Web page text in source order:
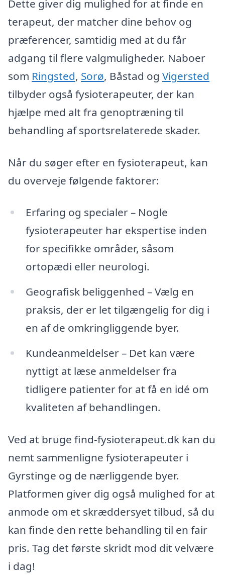
Dette giver dig mulighed for at finde en
terapeut, der matcher dine behov og
præferencer, samtidig med at du får
adgang til flere valgmuligheder. Naboer
som Ringsted, Sorø, Båstad og Vigersted
tilbyder også fysioterapeuter, der kan
hjælpe med alt fra genoptræning til
behandling af sportsrelaterede skader.
Når du søger efter en fysioterapeut, kan
du overveje følgende faktorer:
Erfaring og specialer – Nogle
fysioterapeuter har ekspertise inden
for specifikke områder, såsom
ortopædi eller neurologi.
Geografisk beliggenhed – Vælg en
praksis, der er let tilgængelig for dig i
en af de omkringliggende byer.
Kundeanmeldelser – Det kan være
nyttigt at læse anmeldelser fra
tidligere patienter for at få en idé om
kvaliteten af behandlingen.
Ved at bruge find-fysioterapeut.dk kan du
nemt sammenligne fysioterapeuter i
Gyrstinge og de nærliggende byer.
Platformen giver dig også mulighed for at
anmode om et skræddersyet tilbud, så du
kan finde den rette behandling til en fair
pris. Tag det første skridt mod dit velvære
i dag!